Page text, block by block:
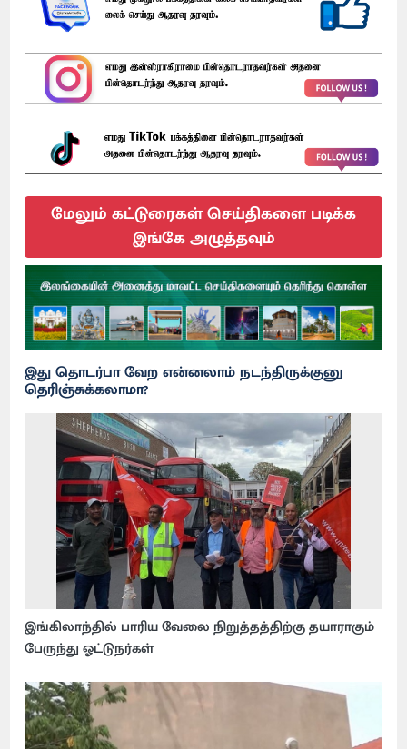
மேலும் கட்டுரைகள் செய்திகளை படிக்க
இங்கே அழுத்தவும்
இது தொடர்பா வேற என்னலாம் நடந்திருக்குனு
தெரிஞ்சுக்கலாமா?
இங்கிலாந்தில் பாரிய வேலை நிறுத்தத்திற்கு தயாராகும்
பேருந்து ஓட்டுநர்கள்